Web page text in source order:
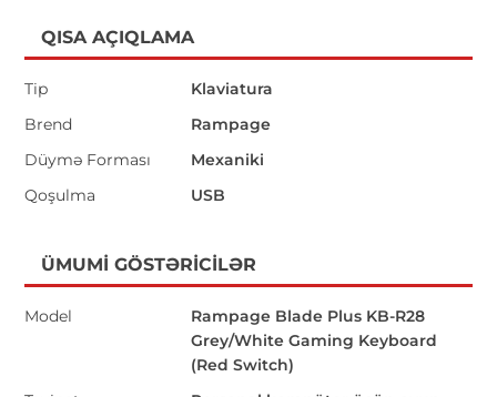
QISA AÇIQLAMA
Tip
Klaviatura
Brend
Rampage
Düymə Forması
Mexaniki
Qoşulma
USB
ÜMUMI GÖSTƏRICILƏR
Model
Rampage Blade Plus KB-R28
Grey/White Gaming Keyboard
(Red Switch)